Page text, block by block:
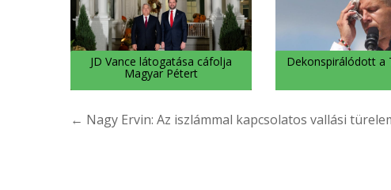
JD Vance látogatása cáfolja
Magyar Pétert
Dekonspirálódott a
Bejegyzés
← Nagy Ervin: Az iszlámmal kapcsolatos vallási